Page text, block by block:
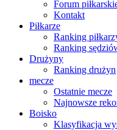
Forum
Kontakt
Piłkarze
Ranking
Ranking
Drużyny
Ranking drużyn
mecze
Ostatnie mecze
Najnowsze
Boisko
Klasyfikacja